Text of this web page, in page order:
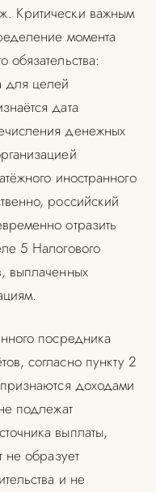
Критически важным
момента
обязательства:
для целей
дата
денежных
иностранного
российский
отразить
5 Налогового
выплаченных
посредника
согласно пункту 2
доходами
подлежат
выплаты,
не образует
и не